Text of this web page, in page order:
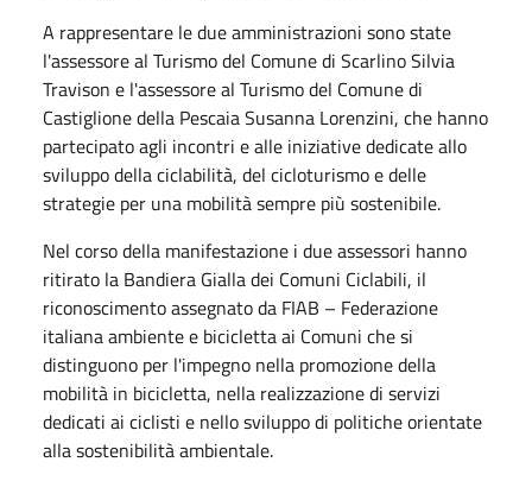
A rappresentare le due amministrazioni sono state
l'assessore al Turismo del Comune di Scarlino Silvia
Travison e l'assessore al Turismo del Comune di
Castiglione della Pescaia Susanna Lorenzini, che hanno
partecipato agli incontri e alle iniziative dedicate allo
sviluppo della ciclabilità, del cicloturismo e delle
strategie per una mobilità sempre più sostenibile.
Nel corso della manifestazione i due assessori hanno
ritirato la Bandiera Gialla dei Comuni Ciclabili, il
riconoscimento assegnato da FIAB – Federazione
italiana ambiente e bicicletta ai Comuni che si
distinguono per l'impegno nella promozione della
mobilità in bicicletta, nella realizzazione di servizi
dedicati ai ciclisti e nello sviluppo di politiche orientate
alla sostenibilità ambientale.